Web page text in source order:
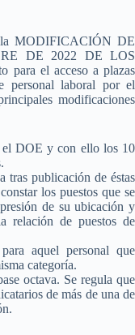
la MODIFICACIÓN DE
DE 2022 DE LOS
para el acceso a plazas
personal laboral por el
modificaciones
DOE y con ello los 10
tras publicación de éstas
los puestos que se
de su ubicación y
relación de puestos de
aquel personal que
categoría.
octava. Se regula que
de más de una de